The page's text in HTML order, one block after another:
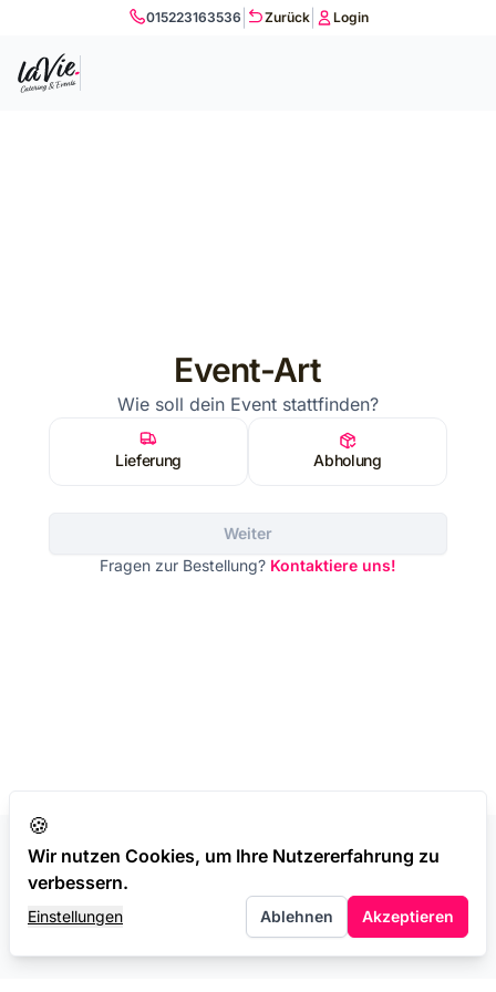
🍪
Wir nutzen Cookies, um Ihre Nutzererfahrung zu
verbessern.
Einstellungen Ablehnen Akzeptieren
015223163536 Zurück| Login
Event-Art
Wie soll dein Event stattfinden?
Lieferung Abholung
Weiter
Fragen zur Bestellung? Kontaktiere uns!
AGB Datenschutz Impressum